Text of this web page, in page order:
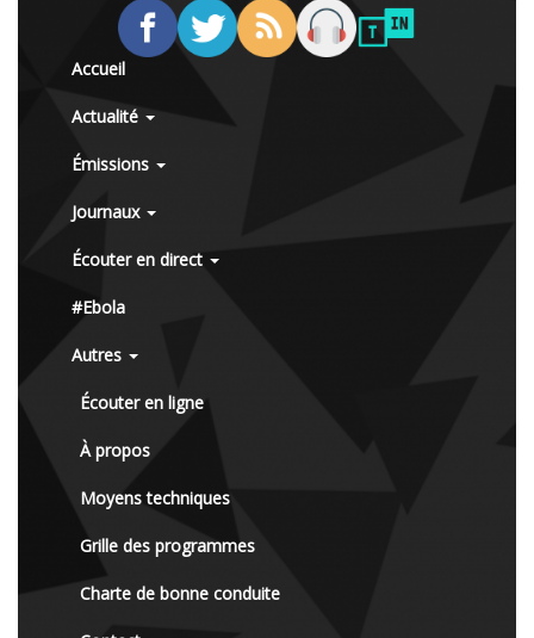
Accueil
Actualité
Émissions
Journaux
Écouter en direct
#Ebola
Autres
Écouter en ligne
À propos
Moyens techniques
Grille des programmes
Charte de bonne conduite